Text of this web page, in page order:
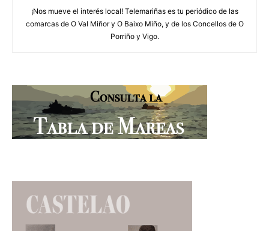
¡Nos mueve el interés local! Telemariñas es tu periódico de las
comarcas de O Val Miñor y O Baixo Miño, y de los Concellos de O
Porriño y Vigo.